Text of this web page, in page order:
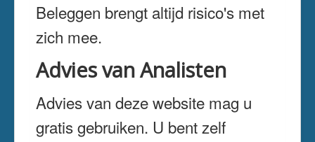
Beleggen brengt altijd risico's met
zich mee.
Advies van Analisten
Advies van deze website mag u
gratis gebruiken. U bent zelf